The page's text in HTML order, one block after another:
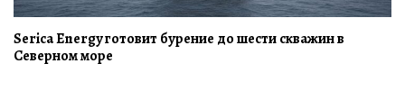
Serica Energy готовит бурение до шести скважин в
Северном море